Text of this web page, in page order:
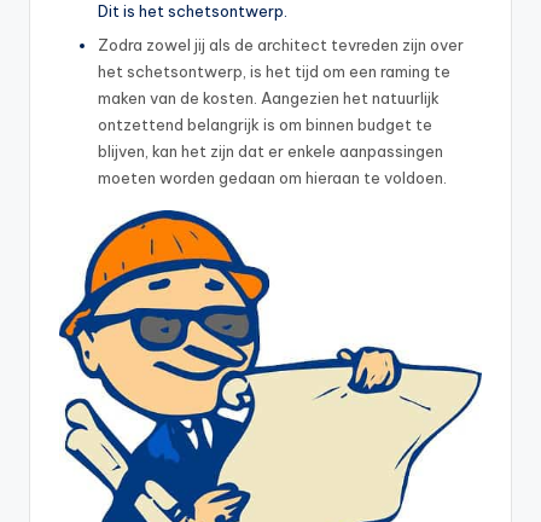
Dit is het schetsontwerp.
Zodra zowel jij als de architect tevreden zijn over
het schetsontwerp, is het tijd om een raming te
maken van de kosten. Aangezien het natuurlijk
ontzettend belangrijk is om binnen budget te
blijven, kan het zijn dat er enkele aanpassingen
moeten worden gedaan om hieraan te voldoen.